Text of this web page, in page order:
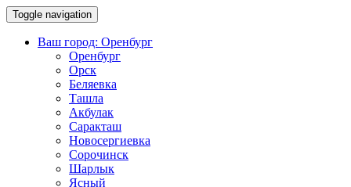
Toggle navigation
Ваш город: Оренбург
Оренбург
Орск
Беляевка
Ташла
Акбулак
Саракташ
Новосергиевка
Сорочинск
Шарлык
Ясный